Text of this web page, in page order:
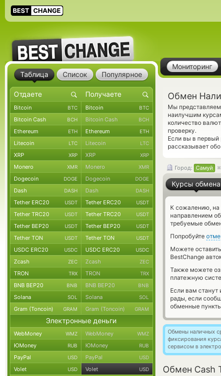
Мониторинг
Обмен
Мы
наилучшим
количество
проверку.
Если вы в первый
рассказывает
Город: Самуй
Курсы обмена
К сожалению, на
направлением
требуемые
Попробуйте
Можете
BestChange
Также можете
платежную
Если вам
рады, если
обменные
Обмены наличных
фиксирования
сервисом в
Обмен Cash
Таблица Список Популярное
Bitcoin BTC Bitcoin BTC
Bitcoin Cash BCH Bitcoin Cash BCH
Ethereum ETH Ethereum ETH
Litecoin LTC Litecoin LTC
XRP XRP XRP XRP
Monero XMR Monero XMR
Dogecoin DOGE Dogecoin DOGE
Dash DASH Dash DASH
Tether ERC20 USDT Tether ERC20 USDT
Tether TRC20 USDT Tether TRC20 USDT
Tether BEP20 USDT Tether BEP20 USDT
Tether TON USDT Tether TON USDT
USDC ERC20 USDC USDC ERC20 USDC
Zcash ZEC Zcash ZEC
TRON TRX TRON TRX
BNB BEP20 BNB BNB BEP20 BNB
Solana SOL Solana SOL
Gram (Toncoin) GRAM Gram (Toncoin) GRAM
Электронные деньги
WebMoney WMZ WebMoney WMZ
ЮMoney RUB ЮMoney RUB
PayPal USD PayPal USD
Volet USD Volet USD